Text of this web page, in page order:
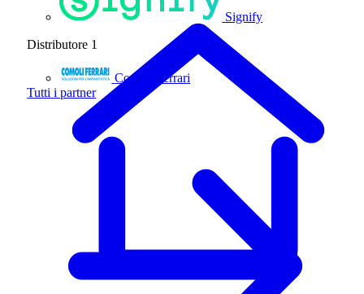
Signify
Distributore 1
Comoli Ferrari
Tutti i partner